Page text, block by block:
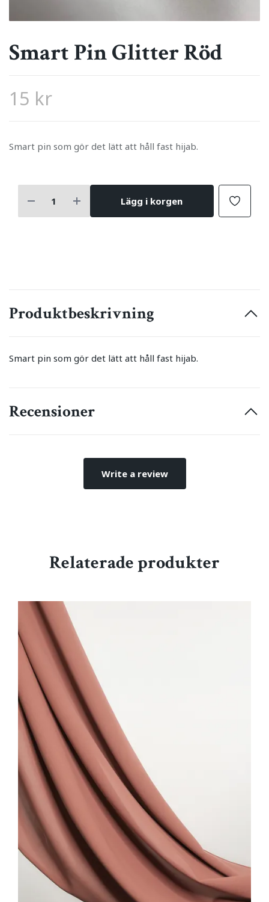
Smart Pin Glitter Röd
15 kr
Smart pin som gör det lätt att håll fast hijab.
Lägg i korgen
Produktbeskrivning
Smart pin som gör det lätt att håll fast hijab.
Recensioner
Write a review
Relaterade produkter